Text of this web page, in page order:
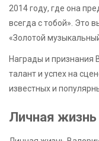
2014 году, где она
всегда с тобой». Это
«Золотой
Награды и признания
талант и успех на
известных и
Личная